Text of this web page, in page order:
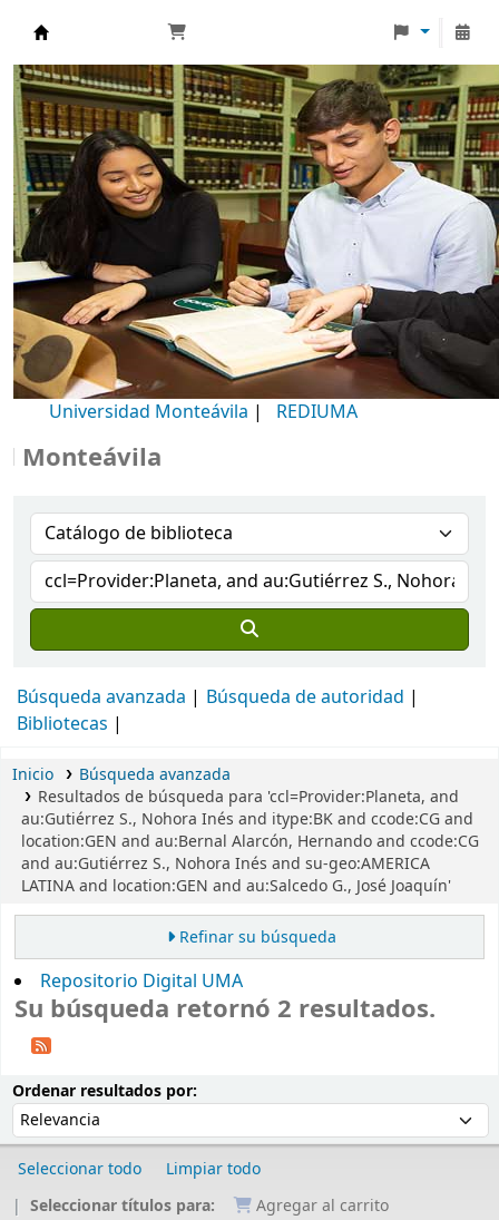
Biblioteca Universidad Monteávila
Universidad Monteávila | REDIUMA
Búsqueda avanzada
Búsqueda de autoridad
Bibliotecas
Inicio
Búsqueda avanzada
Resultados de búsqueda para 'ccl=Provider:Planeta, and
au:Gutiérrez S., Nohora Inés and itype:BK and ccode:CG and
location:GEN and au:Bernal Alarcón, Hernando and ccode:CG
and au:Gutiérrez S., Nohora Inés and su-geo:AMERICA
LATINA and location:GEN and au:Salcedo G., José Joaquín'
Refinar su búsqueda
Repositorio Digital UMA
Su búsqueda retornó 2 resultados.
Ordenar resultados por:
Seleccionar todo
Limpiar todo
Seleccionar títulos para:
Agregar al carrito